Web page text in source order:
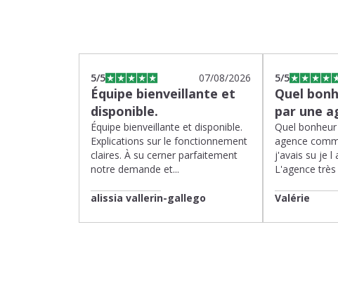
5/5 07/08/2026
Équipe bienveillante et
disponible.
Équipe bienveillante et disponible.
Explications sur le fonctionnement
claires. À su cerner parfaitement
notre demande et...
alissia vallerin-gallego
5/5
Quel
par une
Quel
agence
j'avais su je l
L'agence
Valérie